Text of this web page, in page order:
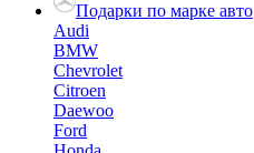
Подарки по марке авто
Audi
BMW
Chevrolet
Citroen
Daewoo
Ford